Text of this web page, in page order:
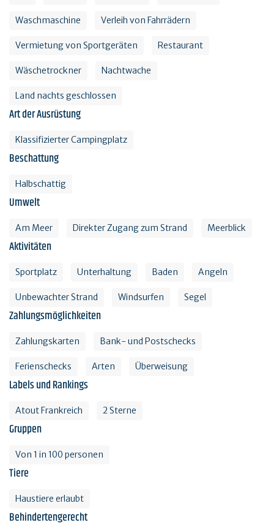
Waschmaschine Verleih von Fahrrädern
Vermietung von Sportgeräten Restaurant
Wäschetrockner Nachtwache
Land nachts geschlossen
Art der Ausrüstung
Klassifizierter Campingplatz
Beschattung
Halbschattig
Umwelt
Am Meer Direkter Zugang zum Strand Meerblick
Aktivitäten
Sportplatz Unterhaltung Baden Angeln
Unbewachter Strand Windsurfen Segel
Zahlungsmöglichkeiten
Zahlungskarten Bank- und Postschecks
Ferienschecks Arten Überweisung
Labels und Rankings
Atout Frankreich 2 Sterne
Gruppen
Von 1 in 100 personen
Tiere
Haustiere erlaubt
Behindertengerecht